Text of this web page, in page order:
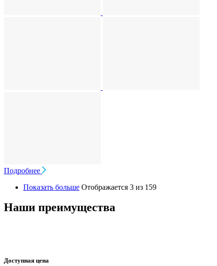
Подробнее
Показать больше Отображается 3 из 159
Наши преимущества
Доступная цена